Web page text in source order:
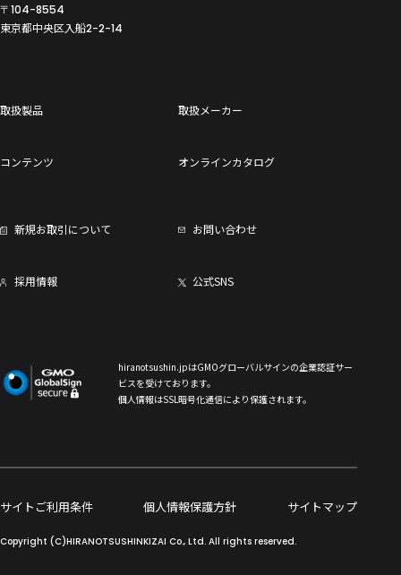
〒104-8554
東京都中央区入船2-2-14
取扱製品 取扱メーカー
コンテンツ オンラインカタログ
新規お取引について お問い合わせ
採用情報 公式SNS
hiranotsushin.jpはGMOグローバルサインの企業認証サー
ビスを受けております。
個人情報はSSL暗号化通信により保護されます。
サイトご利用条件 個人情報保護方針 サイトマップ
Copyright (C)HIRANOTSUSHINKIZAI Co., Ltd. All rights reserved.